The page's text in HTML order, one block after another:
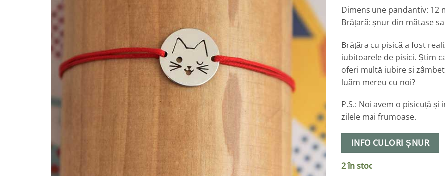
Dimensiune pandantiv: 12
Brățară: șnur din mătase
Brățăra cu pisică a fost
iubitoarele de pisici. Știm
oferi multă iubire si
luăm mereu cu noi?
P.S.: Noi avem o pisicuță și
zilele mai frumoase.
INFO CULORI ȘNUR
2 în stoc